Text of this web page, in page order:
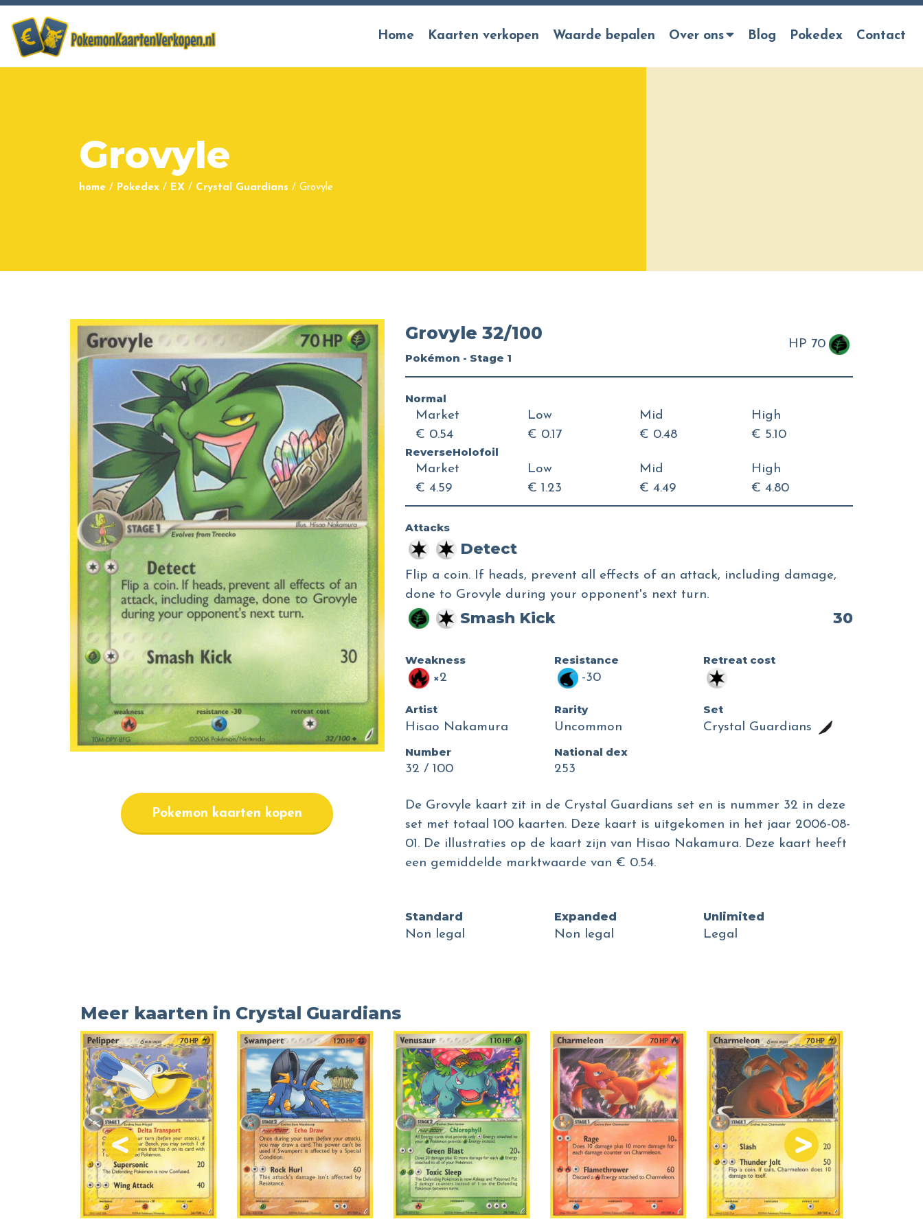
Home Kaarten verkopen Waarde bepalen Over ons Blog Pokedex Contact
Grovyle
home / Pokedex / EX / Crystal Guardians / Grovyle
Pokemon kaarten kopen
Grovyle 32/100
Pokémon - Stage 1
HP 70
Normal
Market
€ 0.54
Low
€ 0.17
Mid
€ 0.48
High
€ 5.10
ReverseHolofoil
Market
€ 4.59
Low
€ 1.23
Mid
€ 4.49
High
€ 4.80
Attacks
Detect
Flip a coin. If heads, prevent all effects of an attack, including damage,
done to Grovyle during your opponent's next turn.
Smash Kick 30
Weakness
×2
Resistance
-30
Retreat cost
Artist
Hisao Nakamura
Rarity
Uncommon
Set
Crystal Guardians
Number
32 / 100
National dex
253
De Grovyle kaart zit in de Crystal Guardians set en is nummer 32 in deze
set met totaal 100 kaarten. Deze kaart is uitgekomen in het jaar 2006-08-
01. De illustraties op de kaart zijn van Hisao Nakamura. Deze kaart heeft
een gemiddelde marktwaarde van € 0.54.
Standard
Non legal
Expanded
Non legal
Unlimited
Legal
Meer kaarten in Crystal Guardians